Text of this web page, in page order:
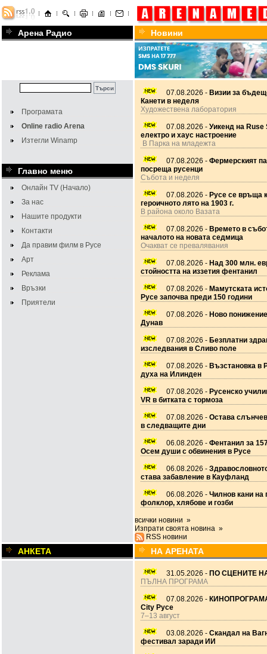
Арена Радио Новини
Програмата
Online radio Arena
Изтегли Winamp
Главно меню
Онлайн TV (Начало)
За нас
Нашите продукти
Контакти
Да правим филм в Русе
Арт
Реклама
Връзки
Приятели
07.08.2026 - Визии за
Канети в неделя
Художествена лаборатория
07.08.2026 - Уикенд на Ruse
електро и хаус настроение
В Парка на младежта
07.08.2026 - Фермерският
посреща русенци
Събота и неделя
07.08.2026 - Русе се връща
героичното лято на 1903 г.
В района около Вазата
07.08.2026 - Времето в
началото на новата седмица
Очакват се превалявания
07.08.2026 - Над 300 млн.
стойността на иззетия фентанил
07.08.2026 - Мамутската
Русе започва преди 150 години
07.08.2026 - Ново
Дунав
07.08.2026 - Безплатни
изследвания в Сливо поле
07.08.2026 - Възстановка в
духа на Илинден
07.08.2026 - Русенско
VR в битката с тормоза
07.08.2026 - Остава
в следващите дни
06.08.2026 - Фентанил за
Осем души с обвинения в Русе
06.08.2026 -
става забавление в Кауфланд
06.08.2026 - Чилнов кани на
фолклор, хлябове и гозби
всички новини »
Изпрати своята новина »
RSS новини
АНКЕТА НА АРЕНАТА
31.05.2026 - ПО СЦЕНИТЕ
ПЪЛНА ПРОГРАМА
07.08.2026 -
City Русе
7–13 август
03.08.2026 - Скандал на
фестивал заради ИИ